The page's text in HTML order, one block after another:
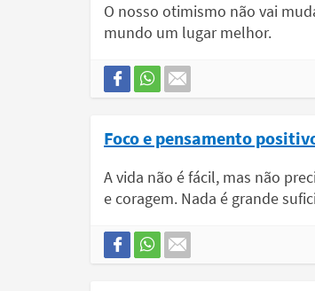
O nosso otimismo não vai
mundo um lugar melhor.
Foco e pensamento
A vida não é fácil, mas não
e coragem. Nada é grande